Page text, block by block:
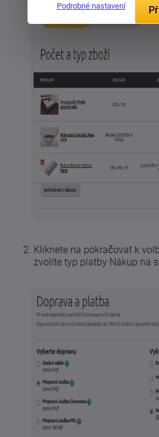
Kliknete na pokračovat k
zvolíte typ platby Nákup na
Podrobné nastavení